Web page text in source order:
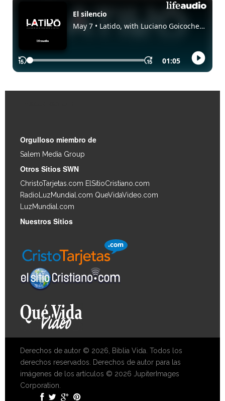
Orgulloso miembro de
Salem Media Group
Otros Sitios SWN
ChristoTarjetas.com ElSitioCristiano.com
RadioLuzMundial.com QueVidaVideo.com
LuzMundial.com
Nuestros Sitios
Derechos de autor © 2026, Biblia Vida. Todos los
derechos reservados. Derechos de autor para las
imágenes de los artículos © 2026 JupiterImages
Corporation.